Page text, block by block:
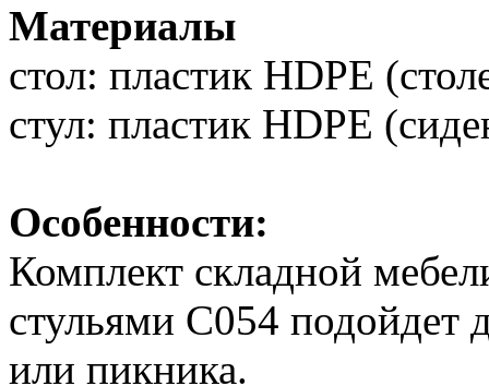
Материалы
стол: пластик HDPE
стул: пластик HDPE
Особенности:
Комплект складной
стульями С054 подойдет
или пикника.